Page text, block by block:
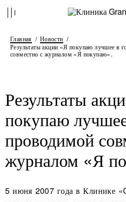
Главная
Новости
Результаты акции «Я покупаю лучшее в
совместно с журналом «Я покупаю».
Результаты
покупаю
проводимой
журналом «Я
5 июня 2007 года в Клинике